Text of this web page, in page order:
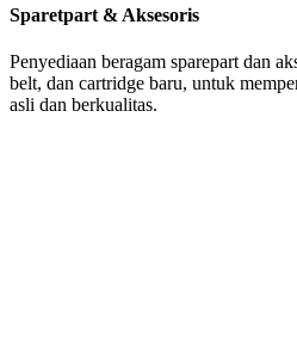
Sparetpart & Aksesoris
Penyediaan beragam sparepart dan
belt, dan cartridge baru, untuk
asli dan berkualitas.